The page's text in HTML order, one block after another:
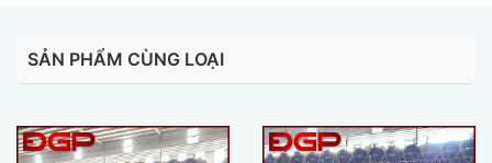
SẢN PHẨM CÙNG LOẠI